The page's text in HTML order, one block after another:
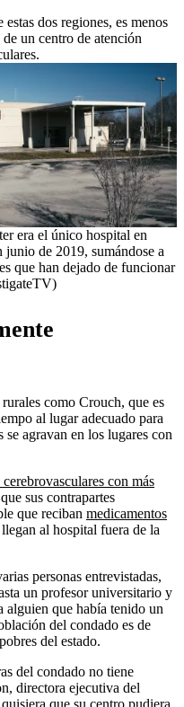
dos regiones, es menos
un centro de atención
era el único hospital en
junio de 2019, sumándose a
que han dejado de funcionar
como Crouch, que es
al lugar adecuado para
agravan en los lugares con
cerebrovasculares con más
sus contrapartes
que reciban medicamentos
al hospital fuera de la
personas entrevistadas,
un profesor universitario y
alguien que había tenido un
del condado es de
del estado.
del condado no tiene
directora ejecutiva del
que su centro pudiera